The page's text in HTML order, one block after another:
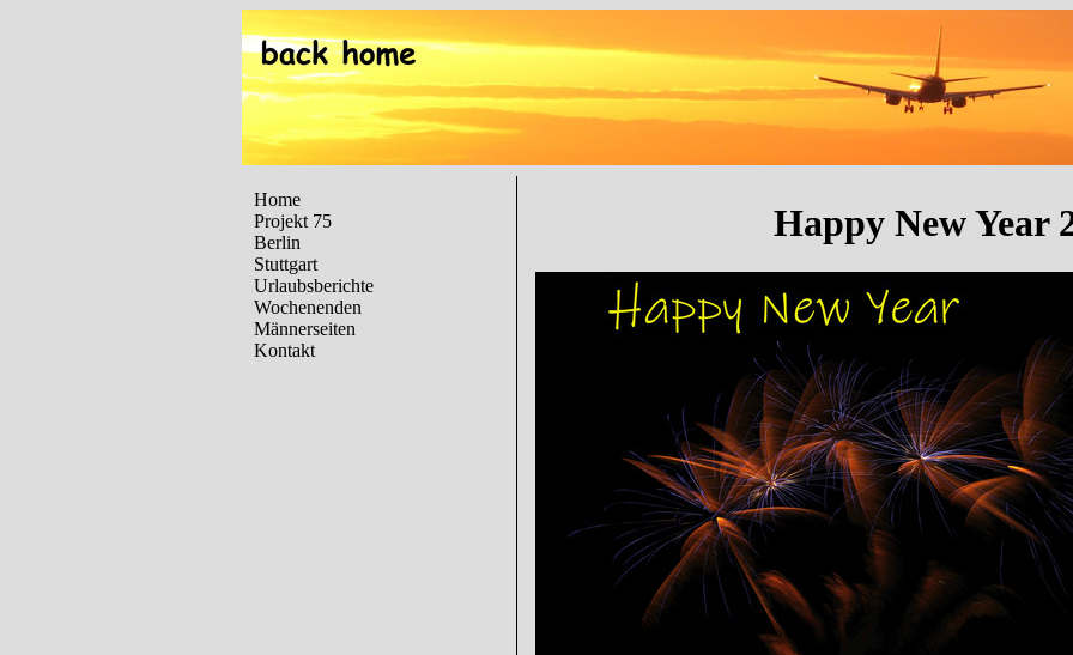
Home
Projekt 75
Berlin
Stuttgart
Urlaubsberichte
Wochenenden
Männerseiten
Kontakt
Happy New Year